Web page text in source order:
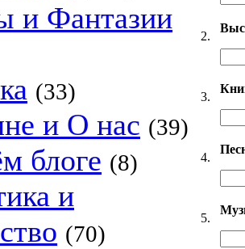
и Фантазии
(33)
и О нас (39)
блоге (8)
и
(70)
2.
3.
4.
5.